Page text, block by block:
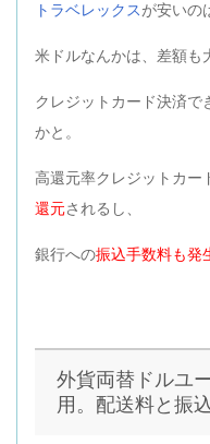
トラベレックスが安いの
米ドルなんかは、差額も
クレジットカード決済で
かと。
高還元率クレジットカー
還元されるし、
銀行への振込手数料も発
外貨両替ドルユ
用。配送料と振